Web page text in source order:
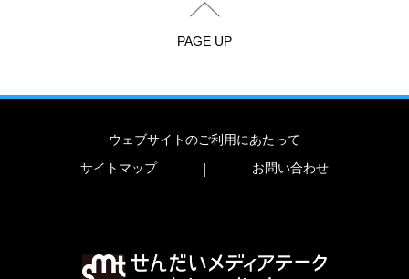
PAGE UP
ウェブサイトのご利用にあたって
サイトマップ
お問い合わせ